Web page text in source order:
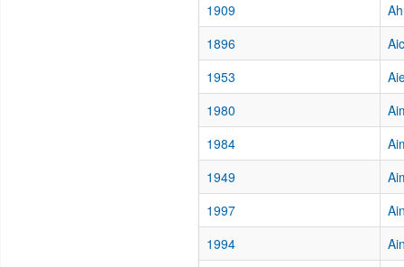
1909
1896
1953
1980
1984
1949
1997
1994